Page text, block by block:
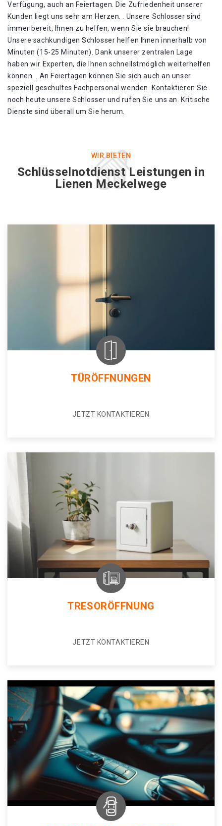
Verfügung, auch an Feiertagen. Die Zufriedenheit unserer
Kunden liegt uns sehr am Herzen. . Unsere Schlosser sind
immer bereit, Ihnen zu helfen, wenn Sie sie brauchen!
Unsere sachkundigen Schlosser helfen Ihnen innerhalb von
Minuten (15-25 Minuten). Dank unserer zentralen Lage
haben wir Experten, die Ihnen schnellstmöglich weiterhelfen
können. . An Feiertagen können Sie sich auch an unser
speziell geschultes Fachpersonal wenden. Kontaktieren Sie
noch heute unsere Schlosser und rufen Sie uns an. Kritische
Dienste sind überall um Sie herum.
WIR BIETEN
Schlüsselnotdienst Leistungen in
Lienen Meckelwege
TÜRÖFFNUNGEN
JETZT KONTAKTIEREN
TRESORÖFFNUNG
JETZT KONTAKTIEREN